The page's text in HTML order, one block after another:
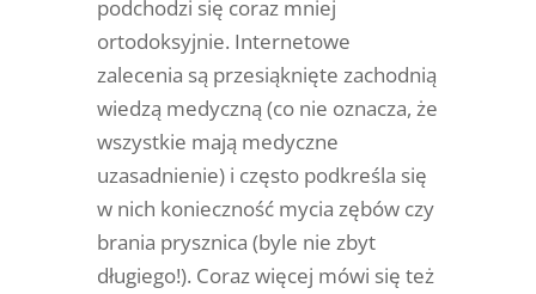
podchodzi się coraz mniej
ortodoksyjnie. Internetowe
zalecenia są przesiąknięte zachodnią
wiedzą medyczną (co nie oznacza, że
wszystkie mają medyczne
uzasadnienie) i często podkreśla się
w nich konieczność mycia zębów czy
brania prysznica (byle nie zbyt
długiego!). Coraz więcej mówi się też